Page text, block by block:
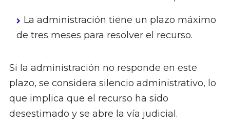
La administración tiene un plazo máximo
de tres meses para resolver el recurso.
Si la administración no responde en este
plazo, se considera silencio administrativo, lo
que implica que el recurso ha sido
desestimado y se abre la vía judicial.